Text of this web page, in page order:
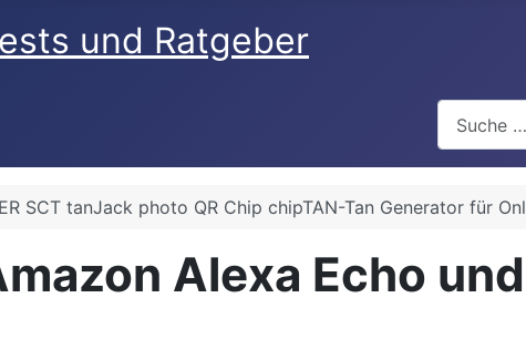
und Ratgeber
SCT tanJack photo QR Chip chipTAN-Tan Generator für
Alexa Echo